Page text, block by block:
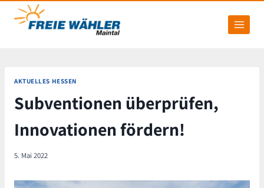
Inhalt
AKTUELLES HESSEN
Subventionen überprüfen,
Innovationen fördern!
5. Mai 2022